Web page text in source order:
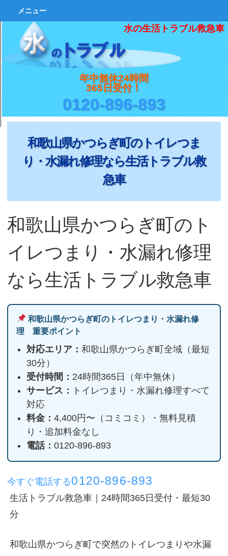
水の生活トラブル救急車
年中無休24時間
365日受付！
0120-896-893
メニュー
和歌山県かつらぎ町のトイレつま
り・水漏れ修理なら生活トラブル救
急車
和歌山県かつらぎ町のト
イレつまり・水漏れ修理
なら生活トラブル救急車
和歌山県かつらぎ町のトイレつまり・水漏れ修
理 重要ポイント
対応エリア：和歌山県かつらぎ町全域（最短
30分）
受付時間： 24時間365日（年中無休）
サービス：
トイレつまり・水漏れ修理すべて
対応
料金：4,400円〜（コミコミ）・無料見積
り・追加料金なし
電話：0120-896-893
今すぐ電話する0120-896-893
生活トラブル救急車｜24時間365日受付・最短30
分
和歌山県かつらぎ町で突然のトイレつまりや水漏